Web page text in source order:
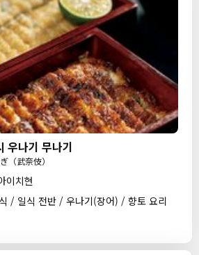
우나기 무나기
武奈伎）
이치현
/ 일식 전반 / 우나기(장어) / 향토 요리